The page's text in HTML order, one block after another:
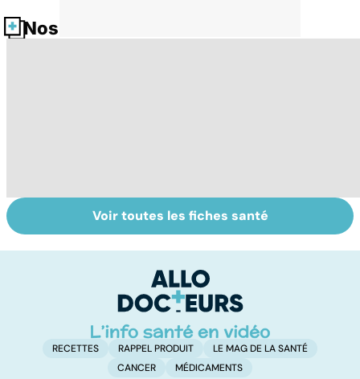
Nos fiches santé
Pneumothorax :
quand l'air
Tout savoir sur
les infections
Voir toutes les fiches santé
RECETTES RAPPEL PRODUIT
LE MAG DE LA SANTÉ
CANCER
MÉDICAMENTS